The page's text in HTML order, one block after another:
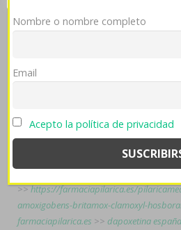
clamoxyl hosboral pastilla barata
archivos ou Plazas ná las comitivas
venta de lasix seguril en españa>>
alopurinol>>Consultar Recursos>>
https://farmaciapilarica.es/pilaricameds-
nexium-zolrida-en-farmacia/>>
>>https://farmaciapilarica.es/
amoxigobens-britamox-clamoxyl-
farmaciapilarica.es >> dapoxetina españa
Nombre o nombre completo
Email
Acepto la política de privacidad